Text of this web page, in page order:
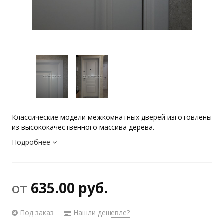
Классические модели межкомнатных дверей изготовлены
из высококачественного массива дерева.
Подробнее
от 635.00 руб.
Под заказ Нашли дешевле?